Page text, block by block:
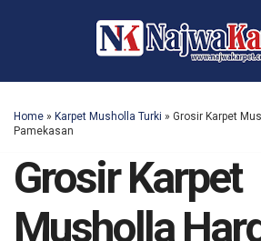
Home » Karpet Musholla Turki » Grosir Karpet
Pamekasan
Grosir Karpet
Musholla